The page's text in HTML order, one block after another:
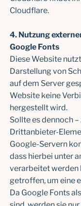
Cloudflare.
4. Nutzung
Google Fonts
Diese Website
Darstellung von
auf dem Server
Website keine
hergestellt wird.
Sollte es dennoch
Drittanbieter-
Google-Servern
dass hierbei unter
verarbeitet werden
getroffen, um eine
Da Google Fonts